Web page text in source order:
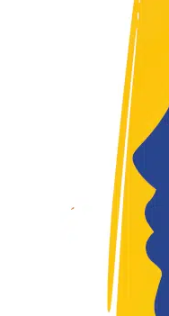
El Día
El periodista
LEER MÁS
Jóvenes
Jóvenes